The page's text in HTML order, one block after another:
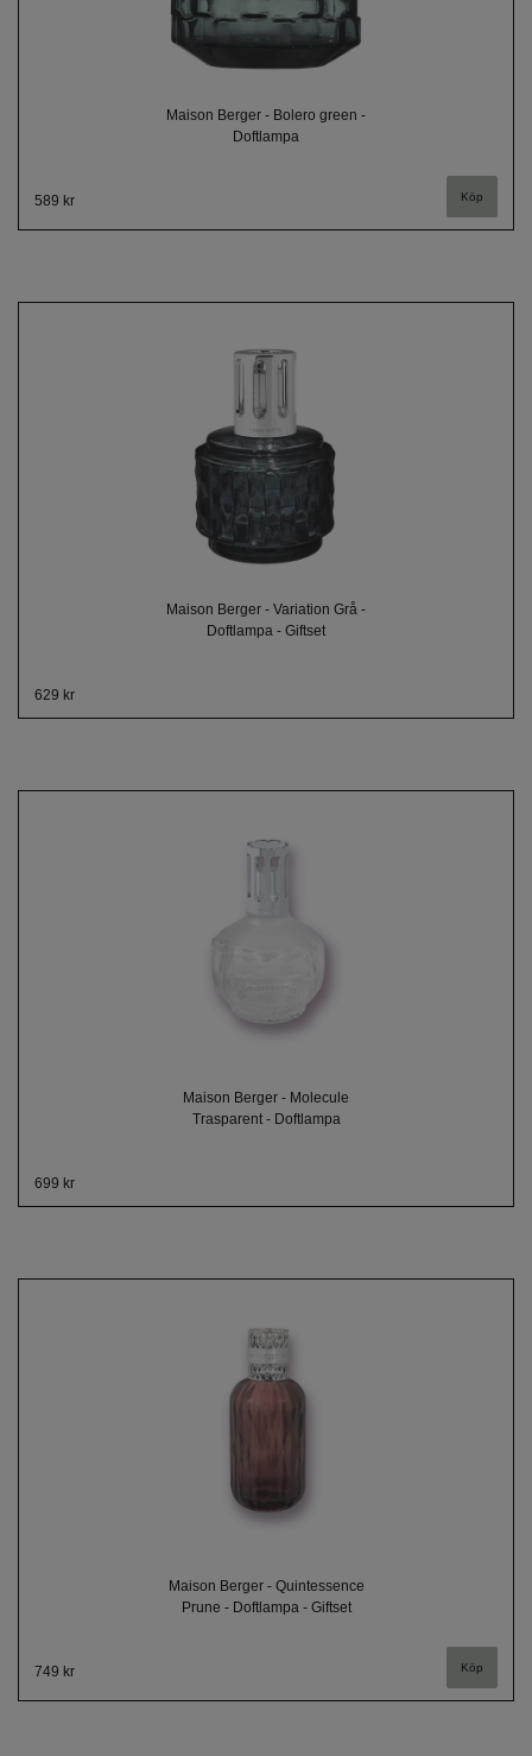
Maison Berger - Bolero green -
Doftlampa
589 kr
Maison Berger - Variation Grå -
Doftlampa - Giftset
629 kr
Maison Berger - Molecule
Trasparent - Doftlampa
699 kr
Maison Berger - Quintessence
Prune - Doftlampa - Giftset
749 kr